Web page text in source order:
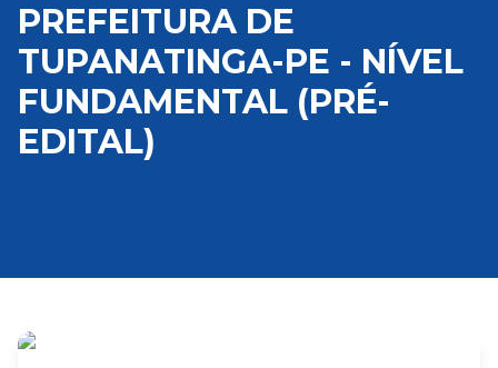
PREFEITURA DE
TUPANATINGA-PE - NÍVEL
FUNDAMENTAL (PRÉ-
EDITAL)